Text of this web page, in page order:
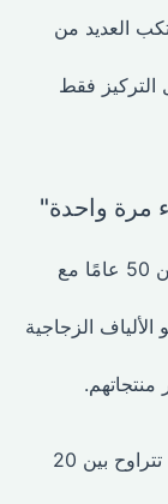
العديد من
فقط
مرة واحدة"
صُممت لتدوم لأكثر من 50 عامًا مع
الزجاجية
تستمر هذه الإطارات عادة لمدة تتراوح بين 20